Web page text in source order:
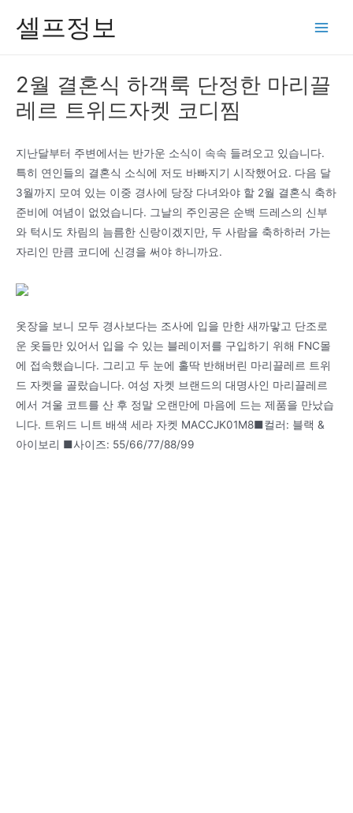
셀프정보
2월 결혼식 하객룩 단정한 마리끌
레르 트위드자켓 코디찜
지난달부터 주변에서는 반가운 소식이 속속 들려오고 있습니다.
특히 연인들의 결혼식 소식에 저도 바빠지기 시작했어요. 다음 달
3월까지 모여 있는 이중 경사에 당장 다녀와야 할 2월 결혼식 축하
준비에 여념이 없었습니다. 그날의 주인공은 순백 드레스의 신부
와 턱시도 차림의 늠름한 신랑이겠지만, 두 사람을 축하하러 가는
자리인 만큼 코디에 신경을 써야 하니까요.
옷장을 보니 모두 경사보다는 조사에 입을 만한 새까맣고 단조로
운 옷들만 있어서 입을 수 있는 블레이저를 구입하기 위해 FNC몰
에 접속했습니다. 그리고 두 눈에 홀딱 반해버린 마리끌레르 트위
드 자켓을 골랐습니다. 여성 자켓 브랜드의 대명사인 마리끌레르
에서 겨울 코트를 산 후 정말 오랜만에 마음에 드는 제품을 만났습
니다. 트위드 니트 배색 세라 자켓 MACCJK01M8■컬러: 블랙 &
아이보리 ■사이즈: 55/66/77/88/99